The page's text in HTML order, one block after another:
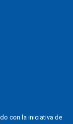
con la iniciativa de